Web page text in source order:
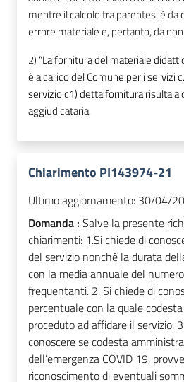
mentre il calcolo tra parentesi è da
errore materiale e, pertanto, da
2) “La fornitura del materiale
è a carico del Comune per i servizi
servizio c1) detta fornitura risulta a
aggiudicataria.
Chiarimento PI143974-21
Ultimo aggiornamento: 30/04/
Domanda : Salve la presente
chiarimenti: 1.Si chiede di
del servizio nonché la durata
con la media annuale del
frequentanti. 2. Si chiede di
percentuale con la quale
proceduto ad affidare il servizio.
conoscere se codesta
dell’emergenza COVID 19,
riconoscimento di eventuali